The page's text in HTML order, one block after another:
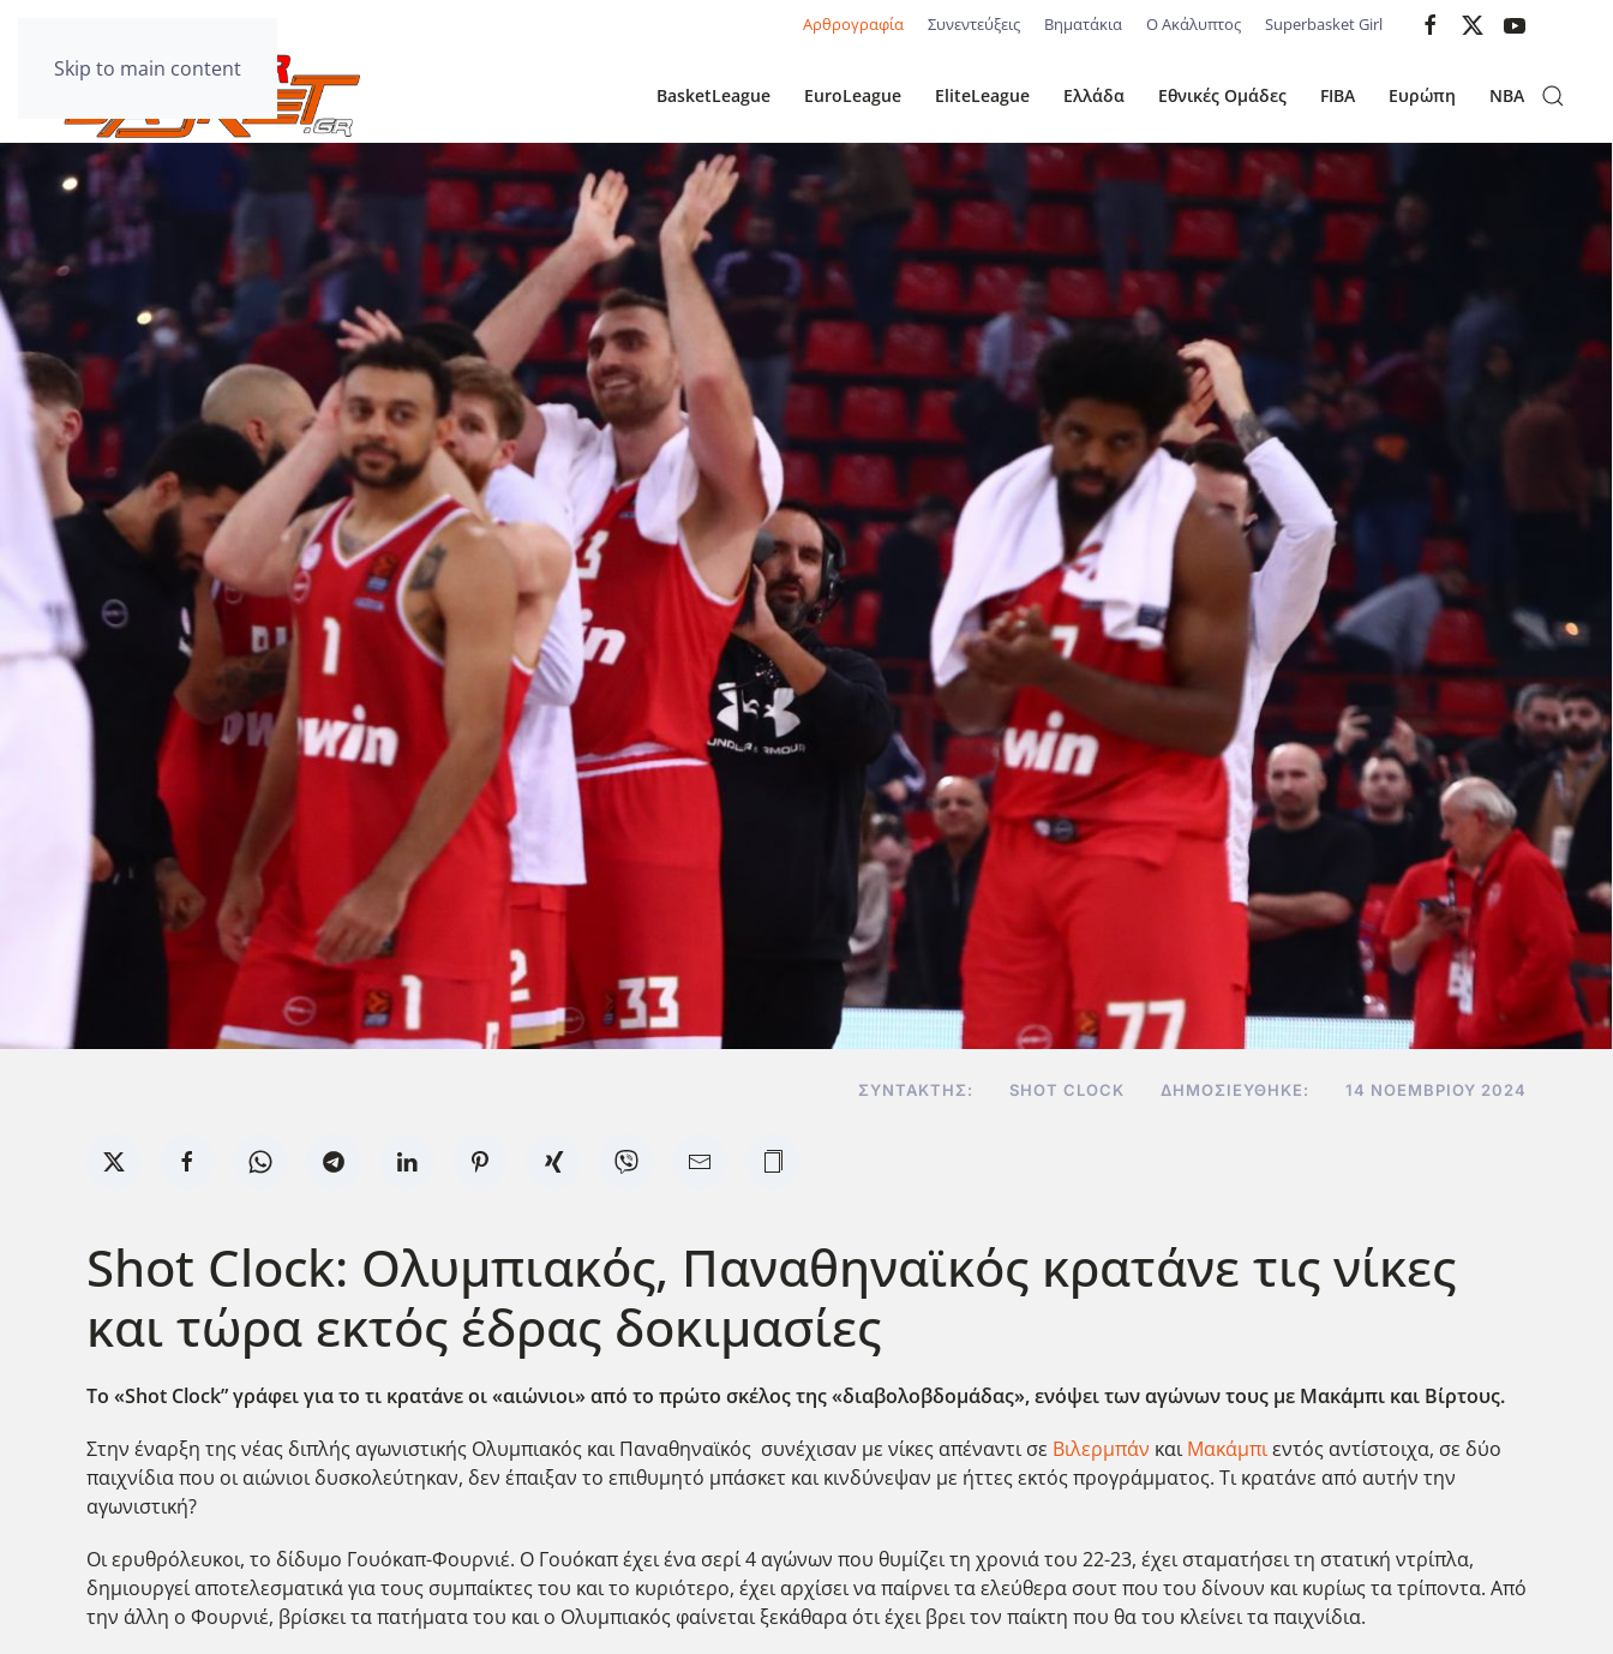
Skip to main content
Αρθρογραφία Συνεντεύξεις Βηματάκια Ο Ακάλυπτος Superbasket Girl
BasketLeague EuroLeague EliteLeague Ελλάδα Εθνικές Ομάδες FIBA Ευρώπη NBA
ΣΥΝΤΆΚΤΗΣ: SHOT CLOCK ΔΗΜΟΣΙΕΎΘΗΚΕ: 14 ΝΟΕΜΒΡΊΟΥ 2024
Shot Clock: Ολυμπιακός, Παναθηναϊκός κρατάνε τις νίκες
και τώρα εκτός έδρας δοκιμασίες
Το «Shot Clock” γράφει για το τι κρατάνε οι «αιώνιοι» από το πρώτο σκέλος της «διαβολοβδομάδας», ενόψει των αγώνων τους με Μακάμπι και Βίρτους.
Στην έναρξη της νέας διπλής αγωνιστικής Ολυμπιακός και Παναθηναϊκός συνέχισαν με νίκες απέναντι σε Βιλερμπάν καιΜακάμπιεντός αντίστοιχα, σε δύο
παιχνίδια που οι αιώνιοι δυσκολεύτηκαν, δεν έπαιξαν το επιθυμητό μπάσκετ και κινδύνεψαν με ήττες εκτός προγράμματος. Τι κρατάνε από αυτήν την
αγωνιστική?
Οι ερυθρόλευκοι, το δίδυμο Γουόκαπ-Φουρνιέ. Ο Γουόκαπ έχει ένα σερί 4 αγώνων που θυμίζει τη χρονιά του 22-23, έχει σταματήσει τη στατική ντρίπλα,
δημιουργεί αποτελεσματικά για τους συμπαίκτες του και το κυριότερο, έχει αρχίσει να παίρνει τα ελεύθερα σουτ που του δίνουν και κυρίως τα τρίποντα. Από
την άλλη ο Φουρνιέ, βρίσκει τα πατήματα του και ο Ολυμπιακός φαίνεται ξεκάθαρα ότι έχει βρει τον παίκτη που θα του κλείνει τα παιχνίδια.